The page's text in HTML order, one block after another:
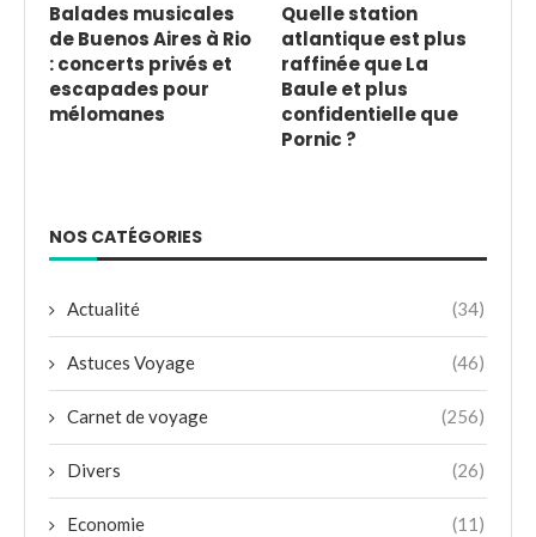
Balades musicales
de Buenos Aires à Rio
: concerts privés et
escapades pour
mélomanes
Quelle station
atlantique est plus
raffinée que La
Baule et plus
confidentielle que
Pornic ?
NOS CATÉGORIES
Actualité (34)
Astuces Voyage (46)
Carnet de voyage (256)
Divers (26)
Economie (11)